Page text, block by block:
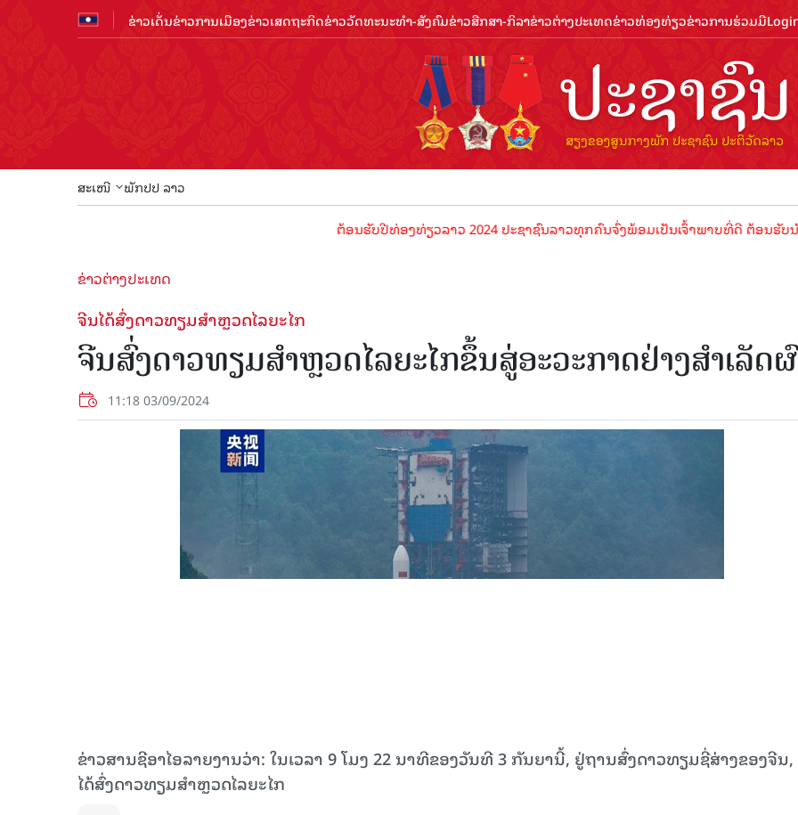
ຂ່າວເດັ່ນຂ່າວການເມືອງຂ່າວເສດຖະກິດຂ່າວວັດທະນະທຳ-ສັງຄົມຂ່າວສືກສາ-ກິລາຂ່າວຕ່າງປະເທດຂ່າວທ່ອງທ່ຽວຂ່າວການຮ່ວມມື
ສະເໜີ ພັກປປ ລາວ
ຕ້ອນຮັບປີທ່ອງທ່ຽວລາວ 2024 ປະຊາຊົນລາວທຸກຄົນຈົ່ງພ້ອມເປັນເຈົ້າພາບທີ່ດີ ຕ້ອນຮັບນັກທ່
ຂ່າວຕ່າງປະເທດ
ຈີນໄດ້ສົ່ງດາວທຽມສຳຫຼວດໄລຍະໄກ
ຈີນສົ່ງດາວທຽມສຳຫຼວດໄລຍະໄກຂຶ້ນສູ່ອະວະກາດຢ່າງສຳເລັດ
11:18 03/09/2024
ຂ່າວສານ​ຊີ​ອາ​ໄອລາຍງານ​ວ່າ: ໃນເວລາ 9 ໂມງ 22 ນາທີຂອງວັນທີ 3 ກັນຍານີ້, ຢູ່ຖານສົ່ງດາວທຽມຊີ່ສ່າງຂອງຈີນ
ໄດ້ສົ່ງດາວທຽມສຳຫຼວດໄລຍະໄກ